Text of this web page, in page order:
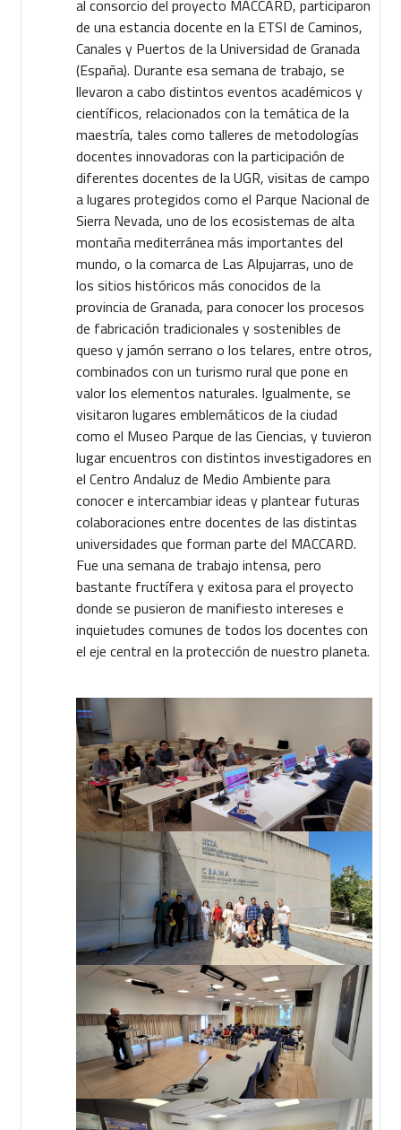
al consorcio del proyecto MACCARD, participaron
de una estancia docente en la ETSI de Caminos,
Canales y Puertos de la Universidad de Granada
(España). Durante esa semana de trabajo, se
llevaron a cabo distintos eventos académicos y
científicos, relacionados con la temática de la
maestría, tales como talleres de metodologías
docentes innovadoras con la participación de
diferentes docentes de la UGR, visitas de campo
a lugares protegidos como el Parque Nacional de
Sierra Nevada, uno de los ecosistemas de alta
montaña mediterránea más importantes del
mundo, o la comarca de Las Alpujarras, uno de
los sitios históricos más conocidos de la
provincia de Granada, para conocer los procesos
de fabricación tradicionales y sostenibles de
queso y jamón serrano o los telares, entre otros,
combinados con un turismo rural que pone en
valor los elementos naturales. Igualmente, se
visitaron lugares emblemáticos de la ciudad
como el Museo Parque de las Ciencias, y tuvieron
lugar encuentros con distintos investigadores en
el Centro Andaluz de Medio Ambiente para
conocer e intercambiar ideas y plantear futuras
colaboraciones entre docentes de las distintas
universidades que forman parte del MACCARD.
Fue una semana de trabajo intensa, pero
bastante fructífera y exitosa para el proyecto
donde se pusieron de manifiesto intereses e
inquietudes comunes de todos los docentes con
el eje central en la protección de nuestro planeta.